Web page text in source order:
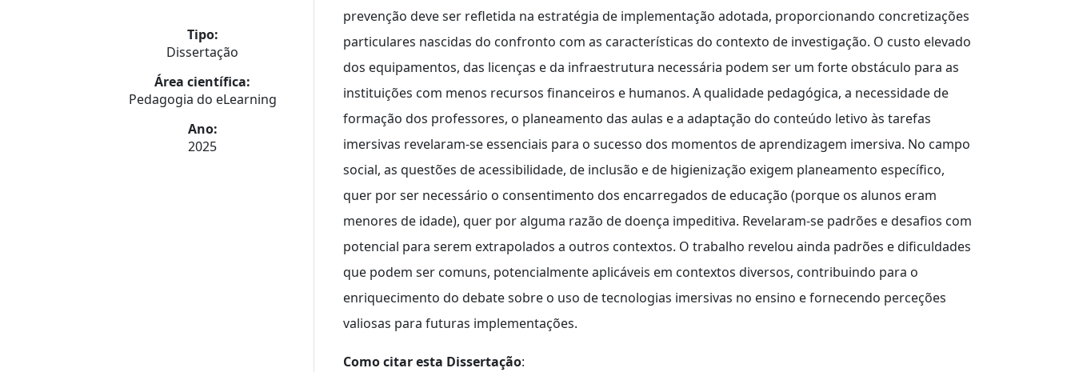
Tipo:
Dissertação
Área científica:
Pedagogia do eLearning
Ano:
2025
prevenção deve ser refletida na estratégia de implementação adotada, proporcionando concretizações
particulares nascidas do confronto com as características do contexto de investigação. O custo elevado
dos equipamentos, das licenças e da infraestrutura necessária podem ser um forte obstáculo para as
instituições com menos recursos financeiros e humanos. A qualidade pedagógica, a necessidade de
formação dos professores, o planeamento das aulas e a adaptação do conteúdo letivo às tarefas
imersivas revelaram-se essenciais para o sucesso dos momentos de aprendizagem imersiva. No campo
social, as questões de acessibilidade, de inclusão e de higienização exigem planeamento específico,
quer por ser necessário o consentimento dos encarregados de educação (porque os alunos eram
menores de idade), quer por alguma razão de doença impeditiva. Revelaram-se padrões e desafios com
potencial para serem extrapolados a outros contextos. O trabalho revelou ainda padrões e dificuldades
que podem ser comuns, potencialmente aplicáveis em contextos diversos, contribuindo para o
enriquecimento do debate sobre o uso de tecnologias imersivas no ensino e fornecendo perceções
valiosas para futuras implementações.
Como citar esta Dissertação: